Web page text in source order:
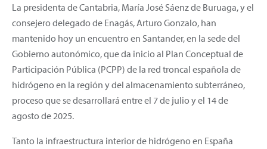
La presidenta de Cantabria, María José Sáenz de Buruaga, y el
consejero delegado de Enagás, Arturo Gonzalo, han
mantenido hoy un encuentro en Santander, en la sede del
Gobierno autonómico, que da inicio al Plan Conceptual de
Participación Pública (PCPP) de la red troncal española de
hidrógeno en la región y del almacenamiento subterráneo,
proceso que se desarrollará entre el 7 de julio y el 14 de
agosto de 2025.
Tanto la infraestructura interior de hidrógeno en España